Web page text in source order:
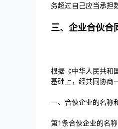
务超过自己应当承担
三、企业合伙合
企业
根据《中华人民共和
基础上，经共同协商
一、合伙企业的名称
第1条合伙企业的名称为